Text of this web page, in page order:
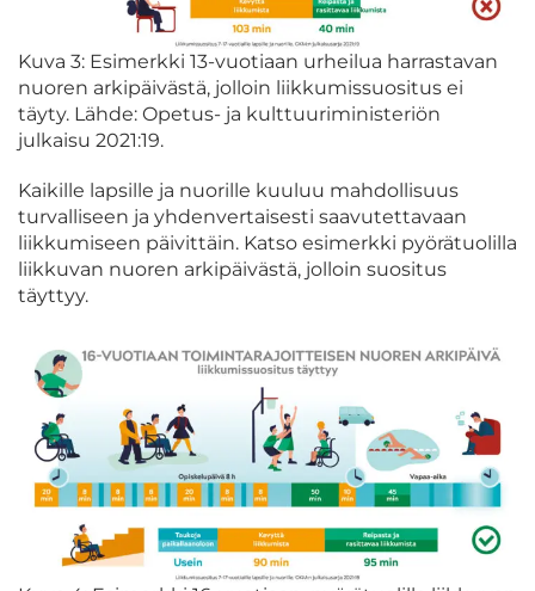
Kuva 3: Esimerkki 13-vuotiaan urheilua harrastavan
nuoren arkipäivästä, jolloin liikkumissuositus ei
täyty. Lähde: Opetus- ja kulttuuriministeriön
julkaisu 2021:19.
Kaikille lapsille ja nuorille kuuluu mahdollisuus
turvalliseen ja yhdenvertaisesti saavutettavaan
liikkumiseen päivittäin. Katso esimerkki pyörätuolilla
liikkuvan nuoren arkipäivästä, jolloin suositus
täyttyy.